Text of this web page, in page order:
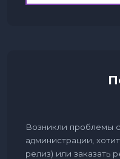
Возникли проблемы
администрации,
релиз) или заказать